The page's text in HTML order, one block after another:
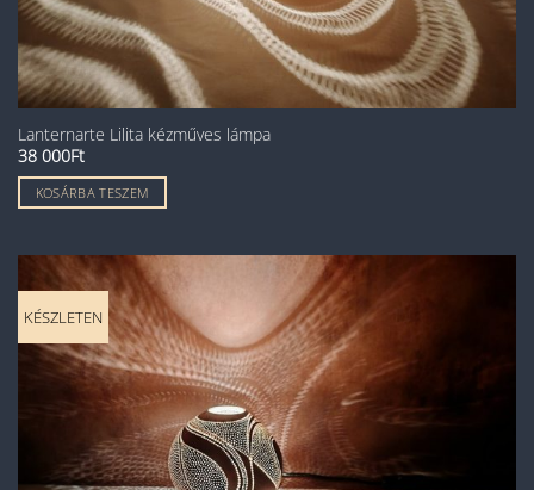
Lanternarte Lilita kézműves lámpa
38 000Ft
KOSÁRBA TESZEM
KÉSZLETEN